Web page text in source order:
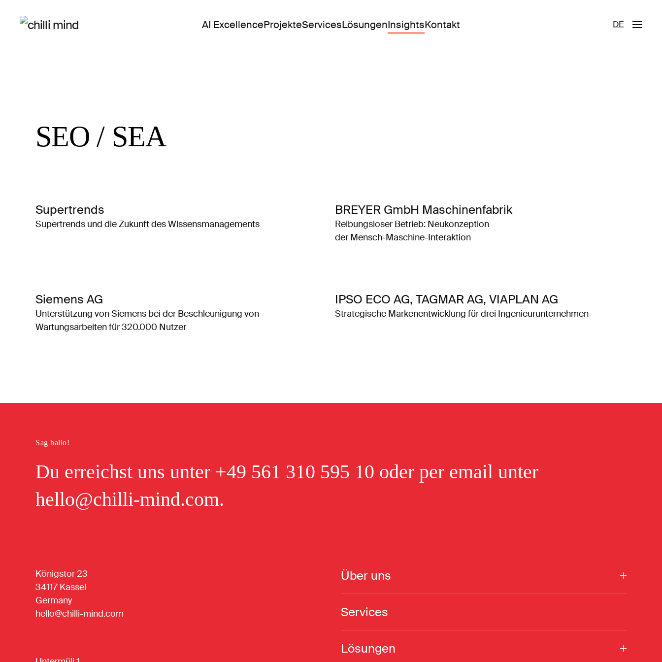
Zum Hauptinhalt springen AI ExcellenceProjekteServicesLösungenInsightsKontakt DE
SEO / SEA
Supertrends
Supertrends und die Zukunft des Wissensmanagements
BREYER GmbH Maschinenfabrik
Reibungsloser Betrieb: Neukonzeption
der Mensch-Maschine-Interaktion
Siemens AG
Unterstützung von Siemens bei der Beschleunigung von
Wartungsarbeiten für 320.000 Nutzer
IPSO ECO AG, TAGMAR AG, VIAPLAN AG
Strategische Markenentwicklung für drei Ingenieurunternehmen
Sag hallo!
Du erreichst uns unter +49 561 310 595 10 oder per email unter
hello@chilli-mind.com.
Königstor 23
34117 Kassel
Germany
hello@chilli-mind.com
Über uns
Services
Lösungen